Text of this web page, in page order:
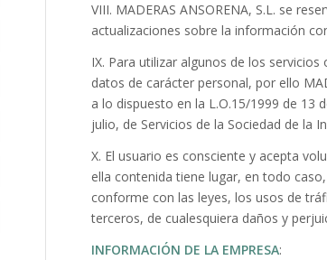
VIII. MADERAS ANSORENA, S.L. se
actualizaciones sobre la información
IX. Para utilizar algunos de los
datos de carácter personal, por ello
a lo dispuesto en la L.O.15/1999 de 13
julio, de Servicios de la Sociedad de la
X. El usuario es consciente y acepta
ella contenida tiene lugar, en todo
conforme con las leyes, los usos de
terceros, de cualesquiera daños y
INFORMACIÓN DE LA EMPRESA: